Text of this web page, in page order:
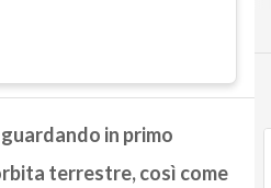
in primo
terrestre, così come